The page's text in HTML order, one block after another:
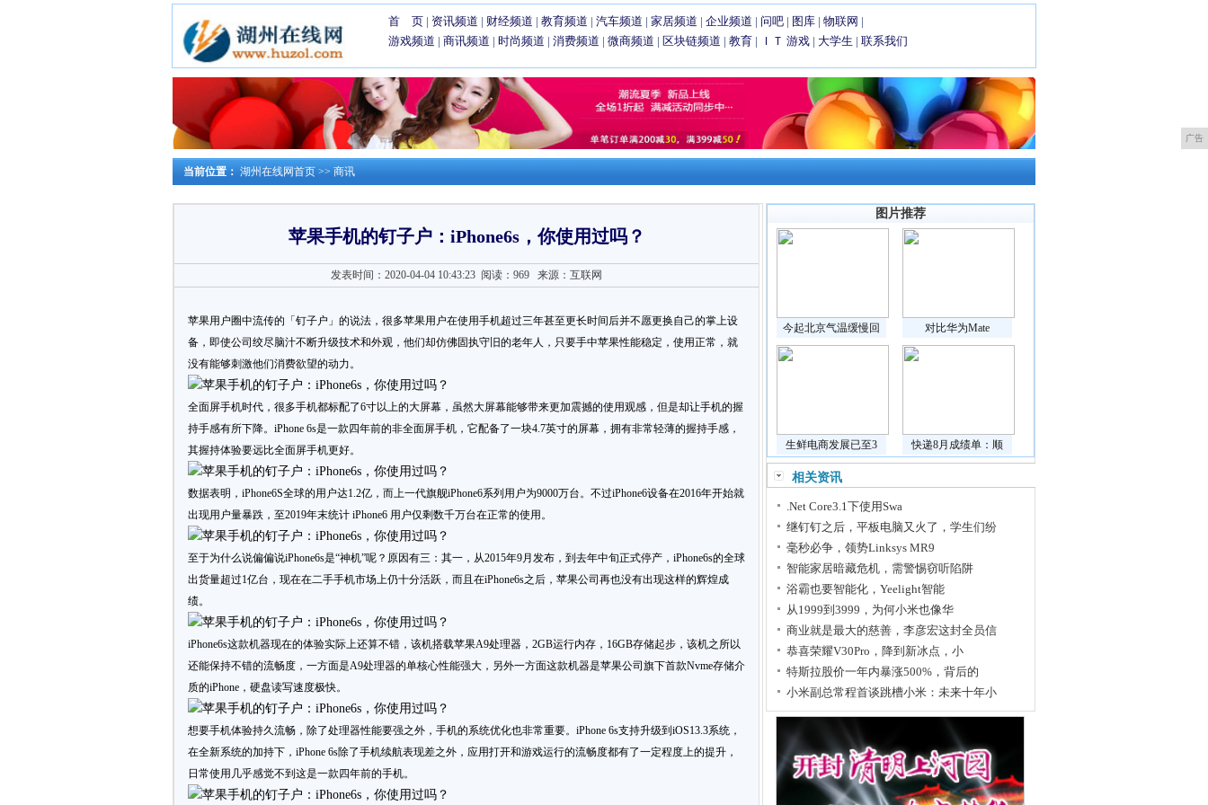
首 页 | 资讯频道 | 财经频道 | 教育频道 | 汽车频道 | 家居频道 | 企业频道 | 问吧 | 图库 | 物联网 |
游戏频道 | 商讯频道 | 时尚频道 | 消费频道 | 微商频道 | 区块链频道 | 教育 | ＩＴ 游戏 | 大学生 | 联系我们
广告
当前位置： 湖州在线网首页 >> 商讯
苹果手机的钉子户：iPhone6s，你使用过吗？
发表时间：2020-04-04 10:43:23 阅读：969 来源：互联网
苹果用户圈中流传的「钉子户」的说法，很多苹果用户在使用手机超过三年甚至更长时间后并不愿更换自己的掌上设
备，即使公司绞尽脑汁不断升级技术和外观，他们却仿佛固执守旧的老年人，只要手中苹果性能稳定，使用正常，就
没有能够刺激他们消费欲望的动力。
全面屏手机时代，很多手机都标配了6寸以上的大屏幕，虽然大屏幕能够带来更加震撼的使用观感，但是却让手机的握
持手感有所下降。iPhone 6s是一款四年前的非全面屏手机，它配备了一块4.7英寸的屏幕，拥有非常轻薄的握持手感，
其握持体验要远比全面屏手机更好。
数据表明，iPhone6S全球的用户达1.2亿，而上一代旗舰iPhone6系列用户为9000万台。不过iPhone6设备在2016年开始就
出现用户量暴跌，至2019年末统计 iPhone6 用户仅剩数千万台在正常的使用。
至于为什么说偏偏说iPhone6s是“神机”呢？原因有三：其一，从2015年9月发布，到去年中旬正式停产，iPhone6s的全球
出货量超过1亿台，现在在二手手机市场上仍十分活跃，而且在iPhone6s之后，苹果公司再也没有出现这样的辉煌成
绩。
iPhone6s这款机器现在的体验实际上还算不错，该机搭载苹果A9处理器，2GB运行内存，16GB存储起步，该机之所以
还能保持不错的流畅度，一方面是A9处理器的单核心性能强大，另外一方面这款机器是苹果公司旗下首款Nvme存储介
质的iPhone，硬盘读写速度极快。
想要手机体验持久流畅，除了处理器性能要强之外，手机的系统优化也非常重要。iPhone 6s支持升级到iOS13.3系统，
在全新系统的加持下，iPhone 6s除了手机续航表现差之外，应用打开和游戏运行的流畅度都有了一定程度上的提升，
日常使用几乎感觉不到这是一款四年前的手机。
图片推荐
今起北京气温缓慢回 对比华为Mate
生鲜电商发展已至3 快递8月成绩单：顺
相关资讯
.Net Core3.1下使用Swa
继钉钉之后，平板电脑又火了，学生们纷
毫秒必争，领势Linksys MR9
智能家居暗藏危机，需警惕窃听陷阱
浴霸也要智能化，Yeelight智能
从1999到3999，为何小米也像华
商业就是最大的慈善，李彦宏这封全员信
恭喜荣耀V30Pro，降到新冰点，小
特斯拉股价一年内暴涨500%，背后的
小米副总常程首谈跳槽小米：未来十年小